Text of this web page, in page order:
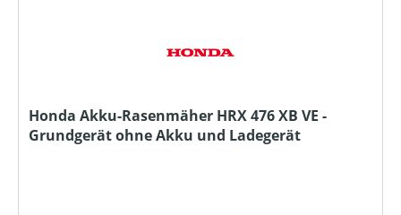
Honda Akku-Rasenmäher HRX 476 XB VE -
Grundgerät ohne Akku und Ladegerät